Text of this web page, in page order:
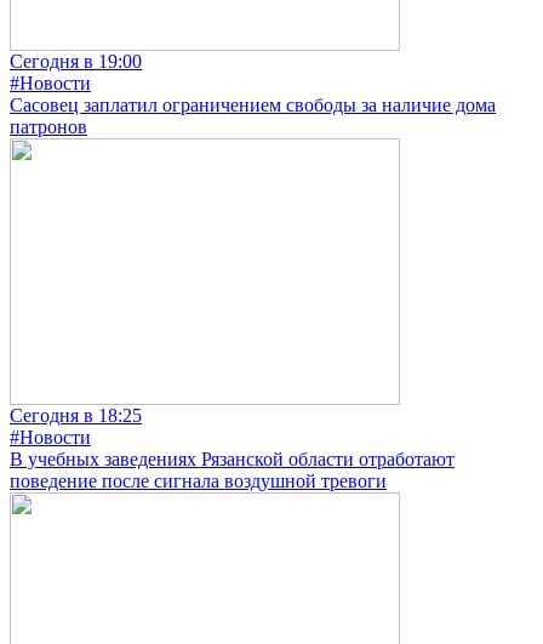
Сегодня в 19:00
#Новости
Сасовец заплатил ограничением свободы за наличие дома
патронов
Сегодня в 18:25
#Новости
В учебных заведениях Рязанской области отработают
поведение после сигнала воздушной тревоги